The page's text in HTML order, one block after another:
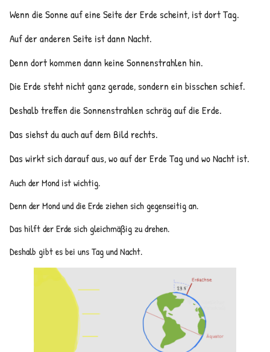
Wenn die Sonne auf eine Seite der Erde scheint, ist dort Tag.
Auf der anderen Seite ist dann Nacht.
Denn dort kommen dann keine Sonnenstrahlen hin.
Die Erde steht nicht ganz gerade, sondern ein bisschen schief.
Deshalb treffen die Sonnenstrahlen schräg auf die Erde.
Das siehst du auch auf dem Bild rechts.
Das wirkt sich darauf aus, wo auf der Erde Tag und wo Nacht ist.
Auch der Mond ist wichtig.
Denn der Mond und die Erde ziehen sich gegenseitig an.
Das hilft der Erde sich gleichmäßig zu drehen.
Deshalb gibt es bei uns Tag und Nacht.